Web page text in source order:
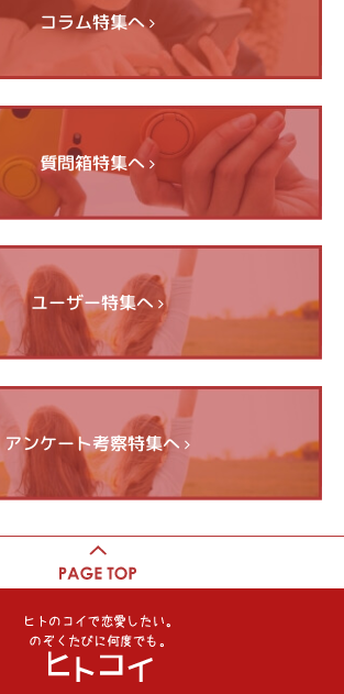
コラム特集へ
質問箱特集へ
ユーザー特集へ
アンケート考察特集へ